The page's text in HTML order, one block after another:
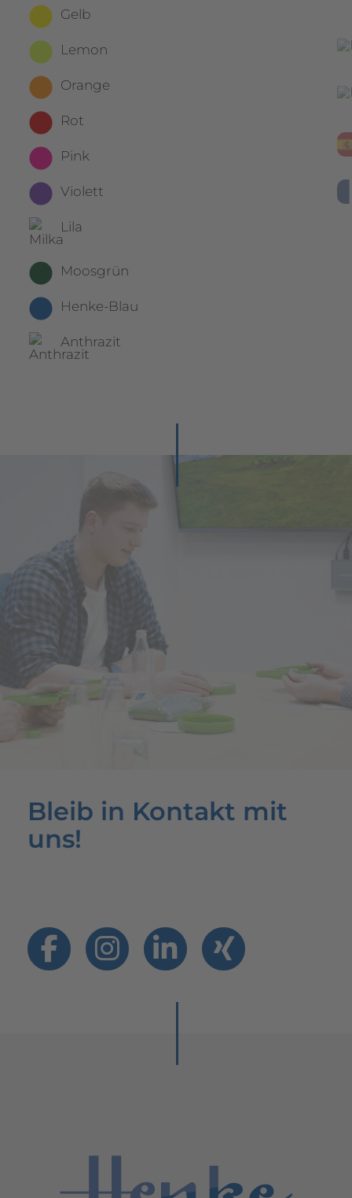
Gelb
Lemon
Orange
Rot
Pink
Violett
Lila
Moosgrün
Henke-Blau
Anthrazit
Bleib in Kontakt mit
uns!